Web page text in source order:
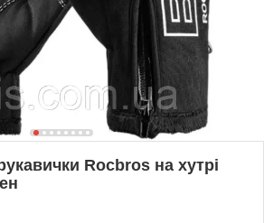
Rocbros на хутрі